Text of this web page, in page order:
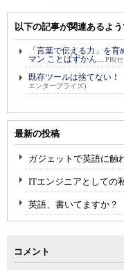
以下の記事が関連あるよ
「言葉で伝える力」を
マン ことばずかん... PR(
既存ツールは捨てない
エンタープライズ)
最新の投稿
ガジェットで英語に触
ITエンジニアとしての
英語、書いてますか？
コメント